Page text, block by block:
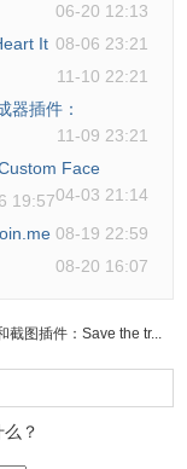
06-20 12:13
It 08-06 23:21
11-10 22:21
器插件：
11-09 23:21
Face
04-03 21:14
19:57
08-19 22:59
08-20 16:07
截图插件：Save the tr...
？